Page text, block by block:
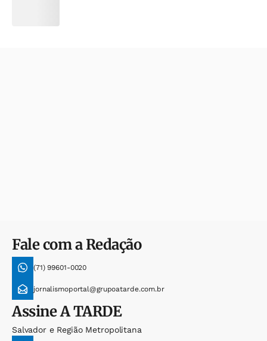
Fale com a Redação
(71) 99601-0020
jornalismoportal@grupoatarde.com.br
AssineA TARDE
Salvador e Região Metropolitana